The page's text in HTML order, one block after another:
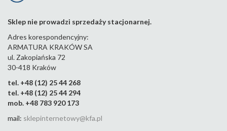
Sklep nie prowadzi sprzedaży stacjonarnej.
Adres korespondencyjny:
ARMATURA KRAKÓW SA
ul. Zakopiańska 72
30-418 Kraków
tel. +48 (12) 25 44 268
tel. +48 (12) 25 44 294
mob. +48 783 920 173
mail: sklepinternetowy@kfa.pl